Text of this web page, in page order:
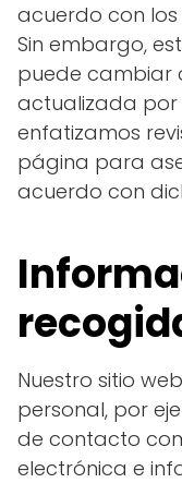
acuerdo con
Sin embargo,
puede cambiar
actualizada por
enfatizamos
página para
acuerdo con
Nuestro sitio
personal, por
de contacto
electrónica e